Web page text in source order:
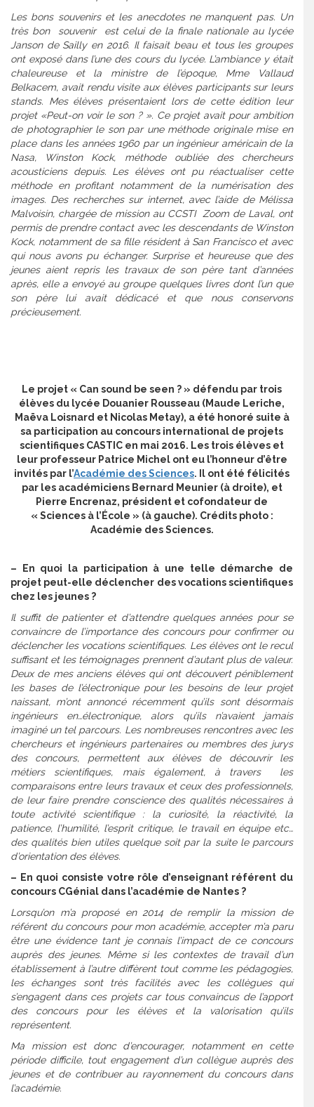
Les bons souvenirs et les anecdotes ne manquent pas. Un
très bon souvenir est celui de la finale nationale au lycée
Janson de Sailly en 2016. Il faisait beau et tous les groupes
ont exposé dans l’une des cours du lycée. L’ambiance y était
chaleureuse et la ministre de l’époque, Mme Vallaud
Belkacem, avait rendu visite aux élèves participants sur leurs
stands. Mes élèves présentaient lors de cette édition leur
projet «Peut-on voir le son ? ». Ce projet avait pour ambition
de photographier le son par une méthode originale mise en
place dans les années 1960 par un ingénieur américain de la
Nasa, Winston Kock, méthode oubliée des chercheurs
acousticiens depuis. Les élèves ont pu réactualiser cette
méthode en profitant notamment de la numérisation des
images. Des recherches sur internet, avec l’aide de Mélissa
Malvoisin, chargée de mission au CCSTI Zoom de Laval, ont
permis de prendre contact avec les descendants de Winston
Kock, notamment de sa fille résident à San Francisco et avec
qui nous avons pu échanger. Surprise et heureuse que des
jeunes aient repris les travaux de son père tant d’années
après, elle a envoyé au groupe quelques livres dont l’un que
son père lui avait dédicacé et que nous conservons
précieusement.
Le projet « Can sound be seen ? » défendu par trois
élèves du lycée Douanier Rousseau (Maude Leriche,
Maëva Loisnard et Nicolas Metay), a été honoré suite à
sa participation au concours international de projets
scientifiques CASTIC en mai 2016. Les trois élèves et
leur professeur Patrice Michel ont eu l’honneur d’être
invités par l’Académie des Sciences. Il ont été félicités
par les académiciens Bernard Meunier (à droite), et
Pierre Encrenaz, président et cofondateur de
« Sciences à l’École » (à gauche). Crédits photo :
Académie des Sciences.
– En quoi la participation à une telle démarche de
projet peut-elle déclencher des vocations scientifiques
chez les jeunes ?
Il suffit de patienter et d’attendre quelques années pour se
convaincre de l’importance des concours pour confirmer ou
déclencher les vocations scientifiques. Les élèves ont le recul
suffisant et les témoignages prennent d’autant plus de valeur.
Deux de mes anciens élèves qui ont découvert péniblement
les bases de l’électronique pour les besoins de leur projet
naissant, m’ont annoncé récemment qu’ils sont désormais
ingénieurs en…électronique, alors qu’ils n’avaient jamais
imaginé un tel parcours. Les nombreuses rencontres avec les
chercheurs et ingénieurs partenaires ou membres des jurys
des concours, permettent aux élèves de découvrir les
métiers scientifiques, mais également, à travers les
comparaisons entre leurs travaux et ceux des professionnels,
de leur faire prendre conscience des qualités nécessaires à
toute activité scientifique : la curiosité, la réactivité, la
patience, l’humilité, l’esprit critique, le travail en équipe etc…
des qualités bien utiles quelque soit par la suite le parcours
d’orientation des élèves.
– En quoi consiste votre rôle d’enseignant référent du
concours CGénial dans l’académie de Nantes ?
Lorsqu’on m’a proposé en 2014 de remplir la mission de
référent du concours pour mon académie, accepter m’a paru
être une évidence tant je connais l’impact de ce concours
auprès des jeunes. Même si les contextes de travail d’un
établissement à l’autre diffèrent tout comme les pédagogies,
les échanges sont très facilités avec les collègues qui
s’engagent dans ces projets car tous convaincus de l’apport
des concours pour les élèves et la valorisation qu’ils
représentent.
Ma mission est donc d’encourager, notamment en cette
période difficile, tout engagement d’un collègue auprès des
jeunes et de contribuer au rayonnement du concours dans
l’académie.